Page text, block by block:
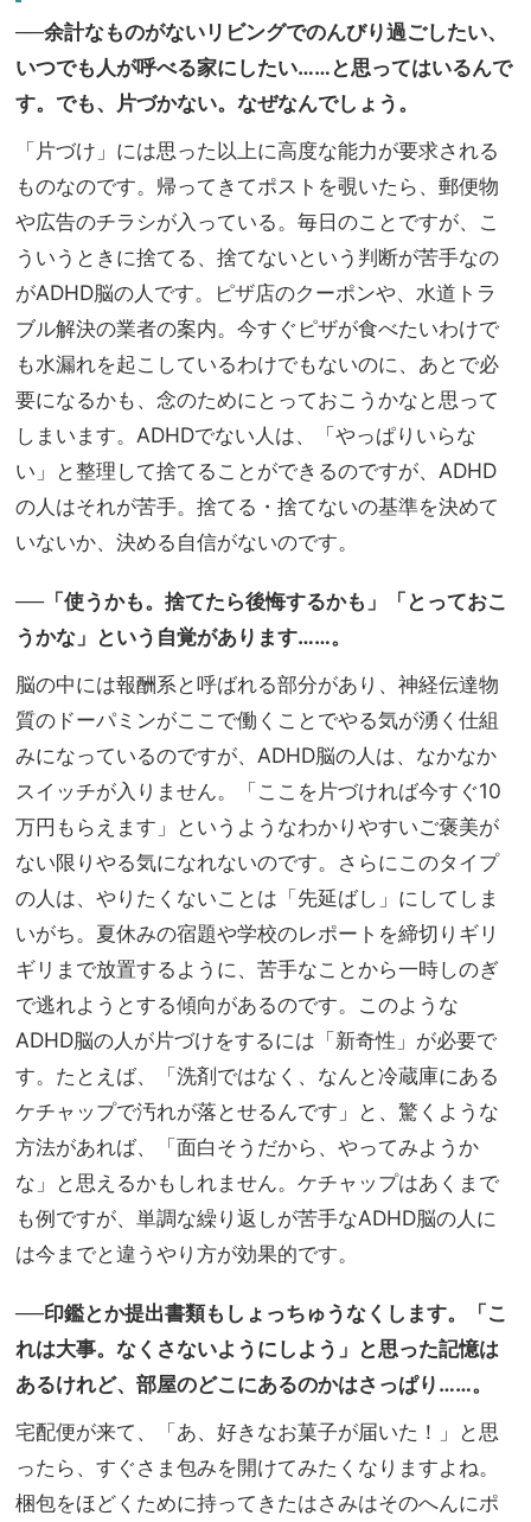
──余計なものがないリビングでのんびり過ごしたい、
いつでも人が呼べる家にしたい……と思ってはいるんで
す。でも、片づかない。なぜなんでしょう。
「片づけ」には思った以上に高度な能力が要求される
ものなのです。帰ってきてポストを覗いたら、郵便物
や広告のチラシが入っている。毎日のことですが、こ
ういうときに捨てる、捨てないという判断が苦手なの
がADHD脳の人です。ピザ店のクーポンや、水道トラ
ブル解決の業者の案内。今すぐピザが食べたいわけで
も水漏れを起こしているわけでもないのに、あとで必
要になるかも、念のためにとっておこうかなと思って
しまいます。ADHDでない人は、「やっぱりいらな
い」と整理して捨てることができるのですが、ADHD
の人はそれが苦手。捨てる・捨てないの基準を決めて
いないか、決める自信がないのです。
──「使うかも。捨てたら後悔するかも」「とっておこ
うかな」という自覚があります……。
脳の中には報酬系と呼ばれる部分があり、神経伝達物
質のドーパミンがここで働くことでやる気が湧く仕組
みになっているのですが、ADHD脳の人は、なかなか
スイッチが入りません。「ここを片づければ今すぐ10
万円もらえます」というようなわかりやすいご褒美が
ない限りやる気になれないのです。さらにこのタイプ
の人は、やりたくないことは「先延ばし」にしてしま
いがち。夏休みの宿題や学校のレポートを締切りギリ
ギリまで放置するように、苦手なことから一時しのぎ
で逃れようとする傾向があるのです。このような
ADHD脳の人が片づけをするには「新奇性」が必要で
す。たとえば、「洗剤ではなく、なんと冷蔵庫にある
ケチャップで汚れが落とせるんです」と、驚くような
方法があれば、「面白そうだから、やってみようか
な」と思えるかもしれません。ケチャップはあくまで
も例ですが、単調な繰り返しが苦手なADHD脳の人に
は今までと違うやり方が効果的です。
──印鑑とか提出書類もしょっちゅうなくします。「こ
れは大事。なくさないようにしよう」と思った記憶は
あるけれど、部屋のどこにあるのかはさっぱり……。
宅配便が来て、「あ、好きなお菓子が届いた！」と思
ったら、すぐさま包みを開けてみたくなりますよね。
梱包をほどくために持ってきたはさみはそのへんにポ